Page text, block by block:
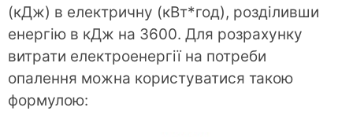
(кДж) в електричну (кВт*год), розділивши
енергію в кДж на 3600. Для розрахунку
витрати електроенергії на потреби
опалення можна користуватися такою
формулою: